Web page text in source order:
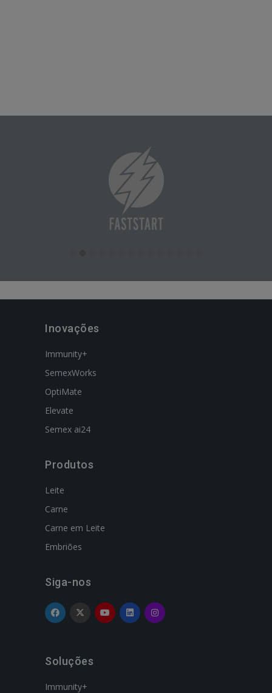
Inovações
Immunity+
SemexWorks
OptiMate
Elevate
Semex ai24
Produtos
Leite
Carne
Carne em Leite
Embriões
Siga-nos
Soluções
Immunity+